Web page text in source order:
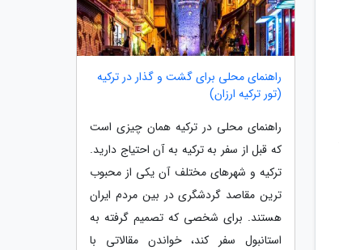
راهنمای محلی برای گشت و گذار در ترکیه
(تور ترکیه ارزان)
راهنمای محلی در ترکیه همان چیزی است
که قبل از سفر به ترکیه به آن احتیاج دارید.
ترکیه و شهرهای مختلف آن یکی از محبوب
ترین مقاصد گردشگری در بین مردم ایران
هستند. برای شخصی که تصمیم گرفته به
استانبول سفر کند، خواندن مقالاتی با